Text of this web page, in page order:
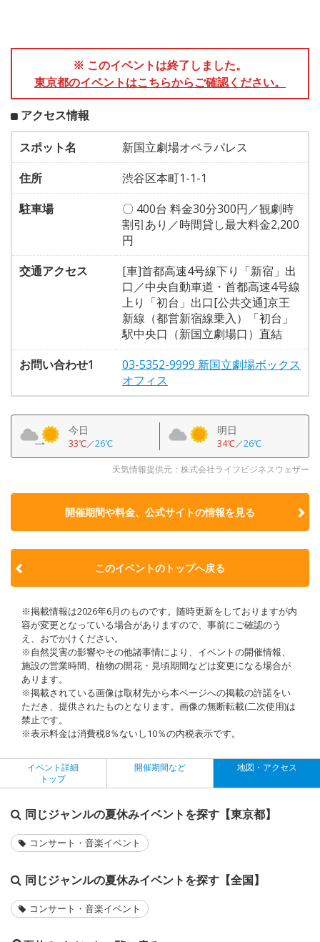
※ このイベントは終了しました。
東京都のイベントはこちらからご確認ください。
アクセス情報
スポット名
新国立劇場オペラパレス
住所
渋谷区本町1-1-1
駐車場
〇 400台 料金30分300円／観劇時
割引あり／時間貸し最大料金2,200
円
交通アクセス
[車]首都高速4号線下り「新宿」出
口／中央自動車道・首都高速4号線
上り「初台」出口[公共交通]京王
新線（都営新宿線乗入）「初台」
駅中央口（新国立劇場口）直結
お問い合わせ1
03-5352-9999 新国立劇場ボックス
オフィス
今日
33℃／26℃
明日
34℃／26℃
天気情報提供元：株式会社ライフビジネスウェザー
開催期間や料金、公式サイトの情報を見る
このイベントのトップへ戻る
※掲載情報は2026年6月のものです。随時更新をしておりますが内
容が変更となっている場合がありますので、事前にご確認のう
え、おでかけください。
※自然災害の影響やその他諸事情により、イベントの開催情報、
施設の営業時間、植物の開花・見頃期間などは変更になる場合が
あります。
※掲載されている画像は取材先から本ページへの掲載の許諾をい
ただき、提供されたものとなります。画像の無断転載(二次使用)は
禁止です。
※表示料金は消費税8％ないし10％の内税表示です。
イベント詳細
トップ
開催期間など 地図・アクセス
同じジャンルの夏休みイベントを探す【東京都】
コンサート・音楽イベント
同じジャンルの夏休みイベントを探す【全国】
コンサート・音楽イベント